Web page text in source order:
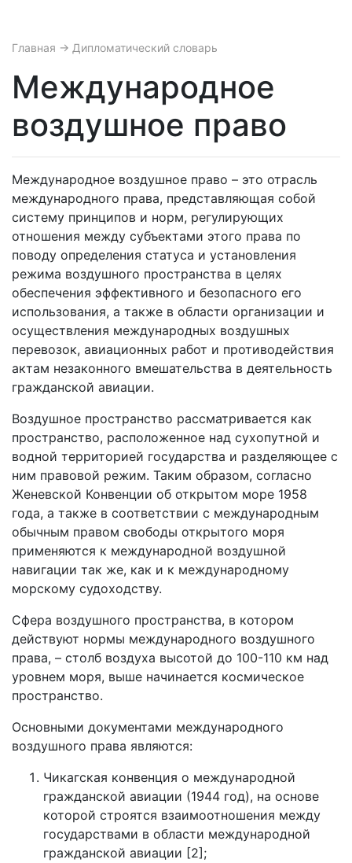
Главная → Дипломатический словарь
Международное
воздушное право
Международное воздушное право – это отрасль
международного права, представляющая собой
систему принципов и норм, регулирующих
отношения между субъектами этого права по
поводу определения статуса и установления
режима воздушного пространства в целях
обеспечения эффективного и безопасного его
использования, а также в области организации и
осуществления международных воздушных
перевозок, авиационных работ и противодействия
актам незаконного вмешательства в деятельность
гражданской авиации.
Воздушное пространство рассматривается как
пространство, расположенное над сухопутной и
водной территорией государства и разделяющее с
ним правовой режим. Таким образом, согласно
Женевской Конвенции об открытом море 1958
года, а также в соответствии с международным
обычным правом свободы открытого моря
применяются к международной воздушной
навигации так же, как и к международному
морскому судоходству.
Сфера воздушного пространства, в котором
действуют нормы международного воздушного
права, – столб воздуха высотой до 100-110 км над
уровнем моря, выше начинается космическое
пространство.
Основными документами международного
воздушного права являются:
Чикагская конвенция о международной
гражданской авиации (1944 год), на основе
которой строятся взаимоотношения между
государствами в области международной
гражданской авиации [2];